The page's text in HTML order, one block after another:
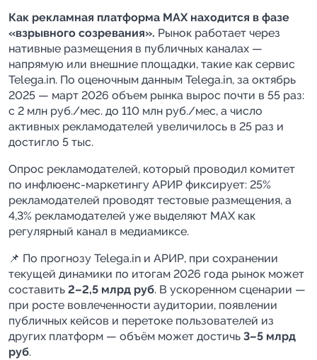
Как рекламная платформа MAX находится в фазе
«взрывного созревания». Рынок работает через
нативные размещения в публичных каналах —
напрямую или внешние площадки, такие как сервис
Telega.in. По оценочным данным Telega.in, за октябрь
2025 — март 2026 объем рынка вырос почти в 55 раз:
с 2 млн руб./мес. до 110 млн руб./мес, а число
активных рекламодателей увеличилось в 25 раз и
достигло 5 тыс.
Опрос рекламодателей, который проводил комитет
по инфлюенс-маркетингу АРИР фиксирует: 25%
рекламодателей проводят тестовые размещения, а
4,3% рекламодателей уже выделяют MAX как
регулярный канал в медиамиксе.
📌 По прогнозу Telega.in и АРИР, при сохранении
текущей динамики по итогам 2026 года рынок может
составить 2–2,5 млрд руб. В ускоренном сценарии —
при росте вовлеченности аудитории, появлении
публичных кейсов и перетоке пользователей из
других платформ — объём может достичь 3–5 млрд
руб.